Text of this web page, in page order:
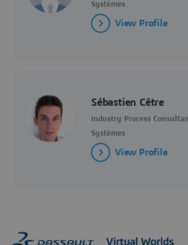
Systèmes
View Profile
Sébastien Cêtre
Industry Process
Systèmes
View Profile